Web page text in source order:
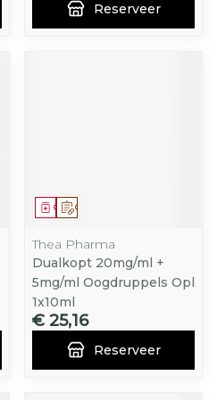
Reserveer
Op voorschrift
Geneesmiddel
Thea Pharma
Dualkopt 20mg/ml +
5mg/ml Oogdruppels Opl
1x10ml
€ 25,16
Reserveer